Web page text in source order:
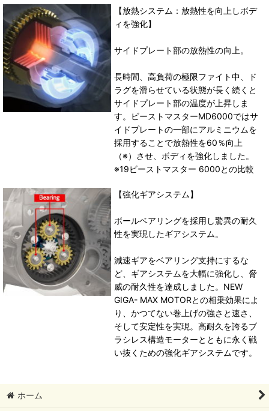
【放熱システム：放熱性を向上しボデ
ィを強化】
サイドプレート部の放熱性の向上。
長時間、高負荷の極限ファイト中、ド
ラグを滑らせている状態が長く続くと
サイドプレート部の温度が上昇しま
す。ビーストマスターMD6000ではサ
イドプレートの一部にアルミニウムを
採用することで放熱性を60％向上
（※）させ、ボディを強化しました。
※19ビーストマスター 6000との比較
【強化ギアシステム】
ボールベアリングを採用し驚異の耐久
性を実現したギアシステム。
減速ギアをベアリング支持にするな
ど、ギアシステムを大幅に強化し、脅
威の耐久性を達成しました。NEW
GIGA- MAX MOTORとの相乗効果によ
り、かつてない巻上げの強さと速さ、
そして安定性を実現。高耐久を誇るブ
ラシレス構造モーターとともに永く戦
い抜くための強化ギアシステムです。
ホーム